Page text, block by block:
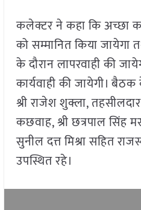
कलेक्टर ने कहा कि अच्छा
को सम्मानित किया जायेगा
के दौरान लापरवाही की
कार्यवाही की जायेगी।
श्री राजेश शुक्ला,
कछवाह, श्री छत्रपाल सिंह
सुनील दत्त मिश्रा सहित
उपस्थित रहे।